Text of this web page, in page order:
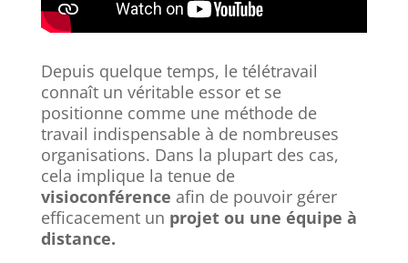
Depuis quelque temps, le télétravail
connaît un véritable essor et se
positionne comme une méthode de
travail indispensable à de nombreuses
organisations. Dans la plupart des cas,
cela implique la tenue de
visioconférence afin de pouvoir gérer
efficacement un projet ou une équipe à
distance.